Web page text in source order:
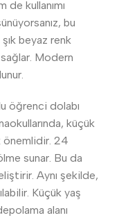
de kullanımı
bu
beyaz renk
Modern
öğrenci dolabı
küçük
önemlidir. 24
sunar. Bu da
Aynı şekilde,
Küçük yaş
alanı